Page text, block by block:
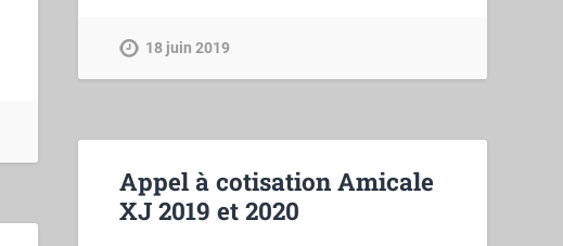
18 juin 2019
Appel à cotisation Amicale
XJ 2019 et 2020